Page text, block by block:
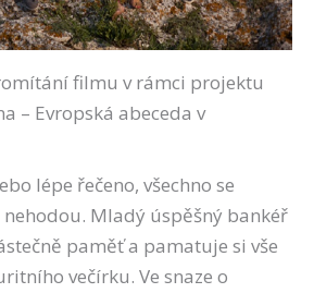
filmu v rámci projektu
– Evropská abeceda v
lépe řečeno, všechno se
Mladý úspěšný bankéř
paměť a pamatuje si vše
večírku. Ve snaze o